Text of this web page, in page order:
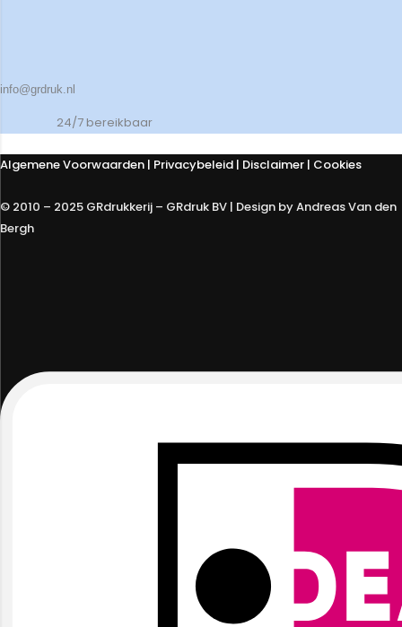
info@grdruk.nl
24/7 bereikbaar
Algemene Voorwaarden | Privacybeleid | Disclaimer | Cookies
© 2010 – 2025 GRdrukkerij – GRdruk BV | Design by Andreas Van den
Bergh